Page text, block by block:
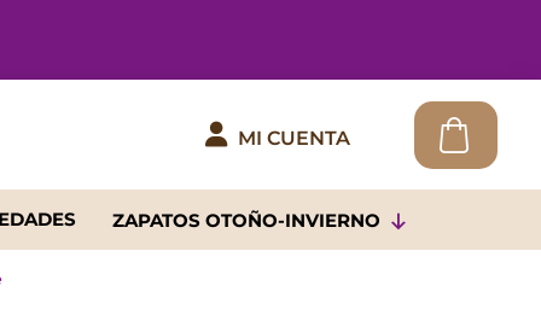
 MI CUENTA
ZAPATOS OTOÑO-INVIERNO